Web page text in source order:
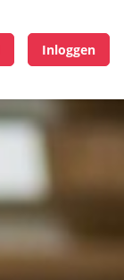
Inloggen